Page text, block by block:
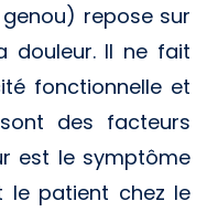
repose sur
douleur. Il ne fait
fonctionnelle et
des facteurs
est le symptôme
le patient chez le